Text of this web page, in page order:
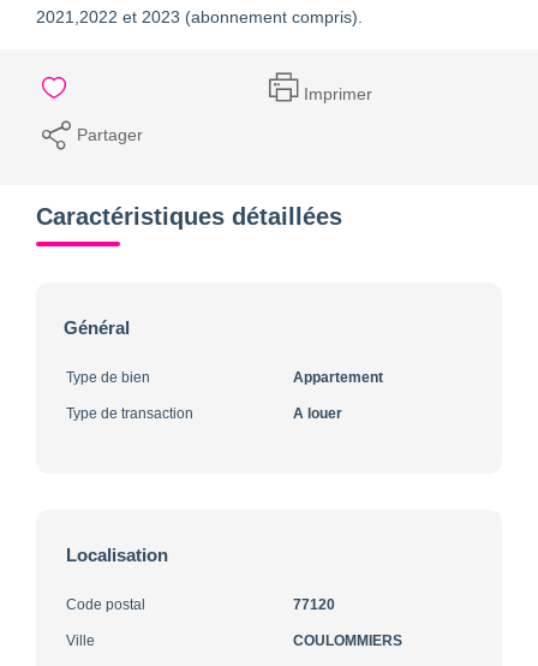
2021,2022 et 2023 (abonnement compris).
Imprimer
Partager
Caractéristiques détaillées
Général
Type de bien Appartement
Type de transaction A louer
Localisation
Code postal 77120
Ville COULOMMIERS